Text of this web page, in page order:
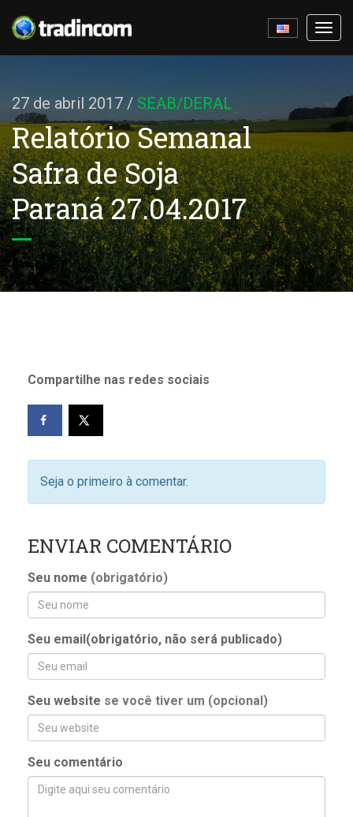
27 de abril 2017 / SEAB/DERAL
Relatório Semanal
Safra de Soja
Paraná 27.04.2017
Compartilhe nas redes sociais
Seja o primeiro à comentar.
ENVIAR COMENTÁRIO
Seu nome (obrigatório)
Seu email(obrigatório, não será publicado)
Seu website se você tiver um (opcional)
Seu comentário